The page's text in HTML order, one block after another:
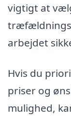
vigtigt at
arbejdet
Hvis du
priser og
mulighed,